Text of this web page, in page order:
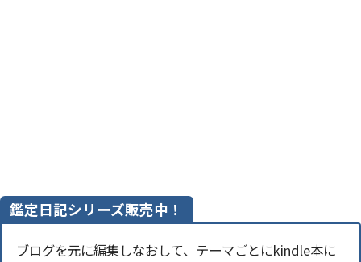
鑑定日記シリーズ販売中！
ブログを元に編集しなおして、テーマごとにkindle本に